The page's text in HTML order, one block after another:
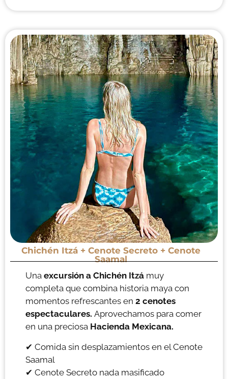
Chichén Itzá + Cenote Secreto + Cenote
Saamal
Una excursión a Chichén Itzá muy
completa que combina historia maya con
momentos refrescantes en 2 cenotes
espectaculares. Aprovechamos para comer
en una preciosa Hacienda Mexicana.
✔ Comida sin desplazamientos en el Cenote
Saamal
✔ Cenote Secreto nada masificado